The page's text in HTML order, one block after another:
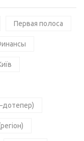
Первая полоса